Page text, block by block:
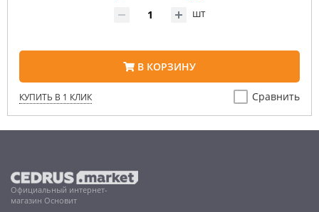
шт
В КОРЗИНУ
КУПИТЬ В 1 КЛИК Сравнить
Официальный интернет-
магазин Основит